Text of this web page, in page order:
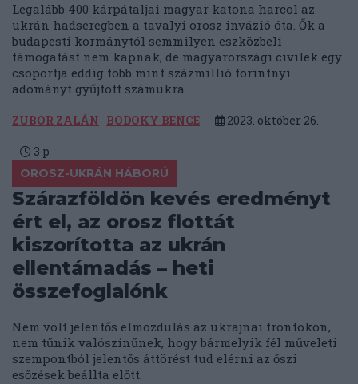
Legalább 400 kárpátaljai magyar katona harcol az
ukrán hadseregben a tavalyi orosz invázió óta. Ők a
budapesti kormánytól semmilyen eszközbeli
támogatást nem kapnak, de magyarországi civilek egy
csoportja eddig több mint százmillió forintnyi
adományt gyűjtött számukra.
ZUBOR ZALÁN BODOKY BENCE 2023. október 26.
3 p
OROSZ-UKRÁN HÁBORÚ
Szárazföldön kevés eredményt
ért el, az orosz flottát
kiszorította az ukrán
ellentámadás – heti
összefoglalónk
Nem volt jelentős elmozdulás az ukrajnai frontokon,
nem tűnik valószínűnek, hogy bármelyik fél műveleti
szempontból jelentős áttörést tud elérni az őszi
esőzések beállta előtt.